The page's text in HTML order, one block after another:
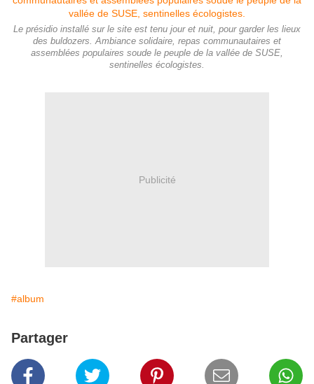
Le présidio installé sur le site est tenu jour et nuit, pour garder les lieux
des buldozers. Ambiance solidaire, repas communautaires et
assemblées populaires soude le peuple de la vallée de SUSE,
sentinelles écologistes.
Publicité
#album
Partager